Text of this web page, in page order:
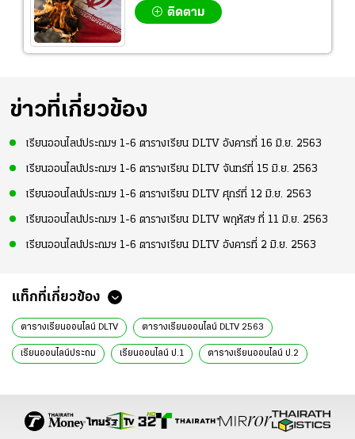
ติดตาม
ข่าวที่เกี่ยวข้อง
เรียนออนไลน์ประถมฯ 1-6 ตารางเรียน DLTV อังคารที่ 16 มิ.ย. 2563
เรียนออนไลน์ประถมฯ 1-6 ตารางเรียน DLTV จันทร์ที่ 15 มิ.ย. 2563
เรียนออนไลน์ประถมฯ 1-6 ตารางเรียน DLTV ศุกร์ที่ 12 มิ.ย. 2563
เรียนออนไลน์ประถมฯ 1-6 ตารางเรียน DLTV พฤหัสฯ ที่ 11 มิ.ย. 2563
เรียนออนไลน์ประถมฯ 1-6 ตารางเรียน DLTV อังคารที่ 2 มิ.ย. 2563
แท็กที่เกี่ยวข้อง
ตารางเรียนออนไลน์ DLTV ตารางเรียนออนไลน์ DLTV 2563
เรียนออนไลน์ประถม เรียนออนไลน์ ป.1 ตารางเรียนออนไลน์ ป.2